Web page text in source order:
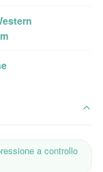
a controllo